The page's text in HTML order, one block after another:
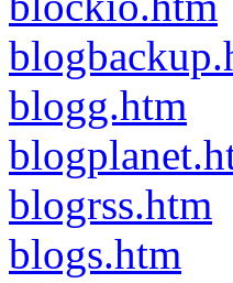
blogg.htm
blogrss.htm
blogs.htm